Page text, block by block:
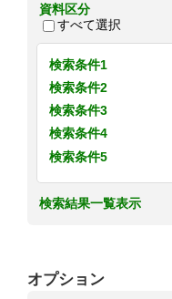
資料区分
すべて選択
検索条件1
検索条件2
検索条件3
検索条件4
検索条件5
検索結果一覧表示
オプション